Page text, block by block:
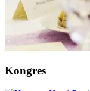
Kongres